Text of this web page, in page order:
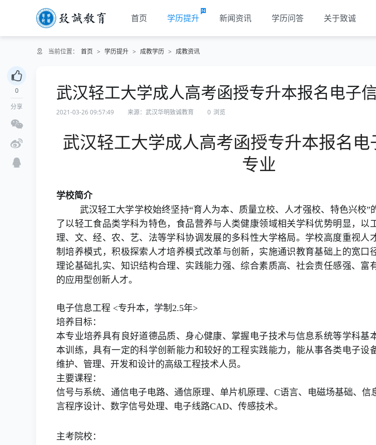
首页 学历提升 新闻资讯 学历问答 关于致诚
当前位置： 首页 > 学历提升 > 成教学历 > 成教资讯
0
分享
武汉轻工大学成人高考函授专升本报名电子
2021-03-26 09:57:49 来源：武汉华明致诚教育 0 浏览
武汉轻工大学成人高考函授专升本报名
专业
学校简介
武汉轻工大学学校始终坚持“育人为本、质量立校、人才强校、特色兴校”
了以轻工食品类学科为特色，食品营养与人类健康领域相关学科优势明显，以
理、文、经、农、艺、法等学科协调发展的多科性大学格局。学校高度重视人
制培养模式，积极探索人才培养模式改革与创新，实施通识教育基础上的宽口
理论基础扎实、知识结构合理、实践能力强、综合素质高、社会责任感强、富
的应用型创新人才。
电子信息工程 <专升本，学制2.5年>
培养目标：
本专业培养具有良好道德品质、身心健康、掌握电子技术与信息系统等学科基
本训练，具有一定的科学创新能力和较好的工程实践能力，能从事各类电子设
维护、管理、开发和设计的高级工程技术人员。
主要课程：
信号与系统、通信电子电路、通信原理、单片机原理、C语言、电磁场基础、信
言程序设计、数字信号处理、电子线路CAD、传感技术。
主考院校：